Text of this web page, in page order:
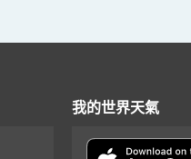
我的世界天氣